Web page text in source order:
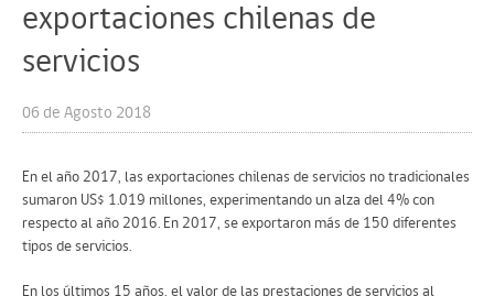
exportaciones chilenas de
servicios
06 de Agosto 2018
En el año 2017, las exportaciones chilenas de servicios no tradicionales
sumaron US$ 1.019 millones, experimentando un alza del 4% con
respecto al año 2016. En 2017, se exportaron más de 150 diferentes
tipos de servicios.
En los últimos 15 años, el valor de las prestaciones de servicios al